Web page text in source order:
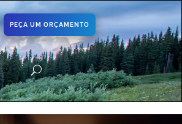
PEÇA UM ORÇAMENTO